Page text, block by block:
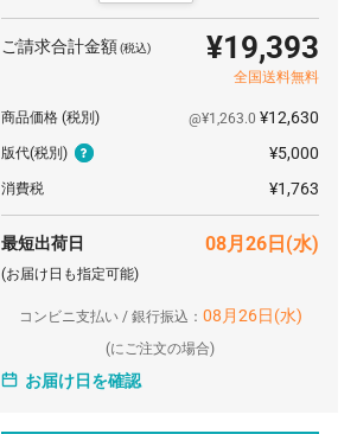
ご請求合計金額(税込) ¥19,393
全国送料無料
商品価格 (税別) @¥1,263.0 ¥12,630
版代(税別) ¥5,000
消費税 ¥1,763
最短出荷日 08月26日(水)
(お届け日も指定可能)
コンビニ支払い / 銀行振込： 08月26日(水)
(にご注文の場合)
お届け日を確認